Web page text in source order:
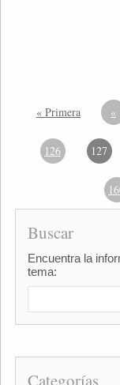
« Primera «
126 127
Buscar
Encuentra la
tema:
Categorías